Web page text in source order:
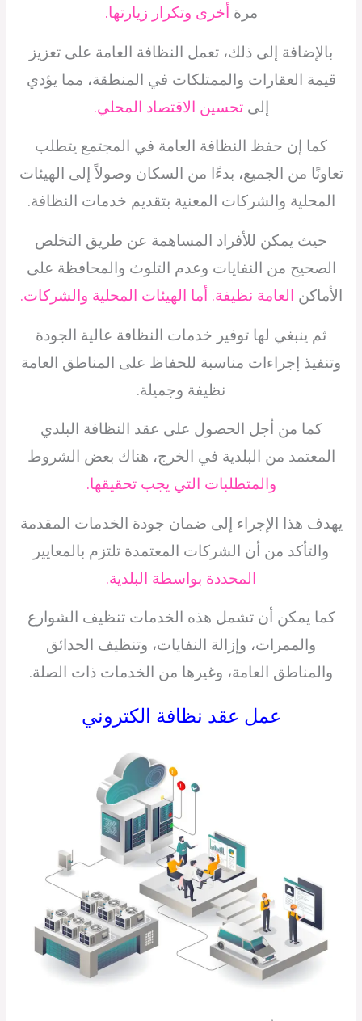
مرة أخرى وتكرار زيارتها.
بالإضافة إلى ذلك، تعمل النظافة العامة على تعزيز
قيمة العقارات والممتلكات في المنطقة، مما يؤدي
إلىتحسين الاقتصاد المحلي.
كما إن حفظ النظافة العامة في المجتمع يتطلب
تعاونًا من الجميع، بدءًا من السكان وصولاً إلى الهيئات
المحلية والشركات المعنية بتقديم خدمات النظافة.
حيث يمكن للأفراد المساهمة عن طريق التخلص
الصحيح من النفايات وعدم التلوث والمحافظة على
الأماكن العامة نظيفة. أما الهيئات المحلية والشركات.
ثم ينبغي لها توفير خدمات النظافة عالية الجودة
وتنفيذ إجراءات مناسبة للحفاظ على المناطق العامة
نظيفة وجميلة.
كما من أجل الحصول على عقد النظافة البلدي
المعتمد من البلدية في الخرج، هناك بعض الشروط
والمتطلبات التي يجب تحقيقها.
يهدف هذا الإجراء إلى ضمان جودة الخدمات المقدمة
والتأكد من أن الشركات المعتمدة تلتزم بالمعايير
المحددة بواسطة البلدية.
كما يمكن أن تشمل هذه الخدمات تنظيف الشوارع
والممرات، وإزالة النفايات، وتنظيف الحدائق
والمناطق العامة، وغيرها من الخدمات ذات الصلة.
عمل عقد نظافة الكتروني